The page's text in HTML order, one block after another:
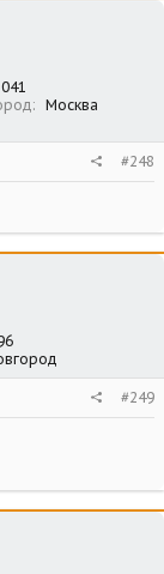
Москва
#248
#249